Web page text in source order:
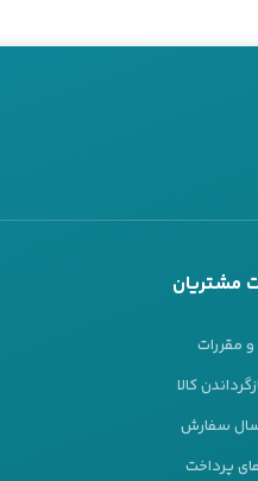
مشتریان
و مقررات
کالا
سفارش
پرداخت